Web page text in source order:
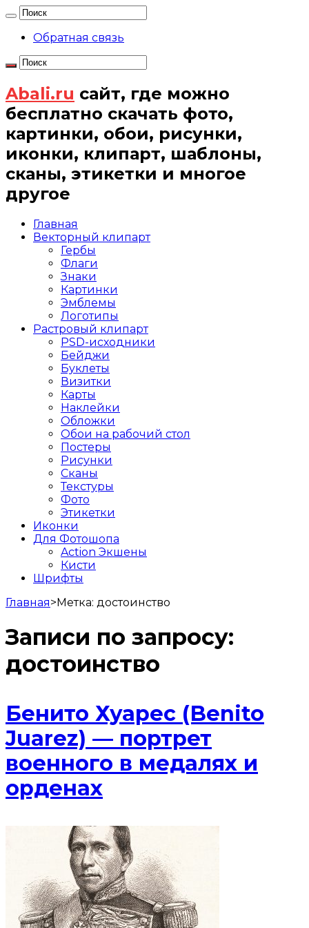
Обратная связь
Abali.ru сайт, где можно
бесплатно скачать фото,
картинки, обои, рисунки,
иконки, клипарт, шаблоны,
сканы, этикетки и многое
другое
Главная
Векторный клипарт
Гербы
Флаги
Знаки
Картинки
Эмблемы
Логотипы
Растровый клипарт
PSD-исходники
Бейджи
Буклеты
Визитки
Карты
Наклейки
Обложки
Обои на рабочий стол
Постеры
Рисунки
Сканы
Текстуры
Фото
Этикетки
Иконки
Для Фотошопа
Action Экшены
Кисти
Шрифты
Главная>Метка: достоинство
Записи по запросу:
достоинство
Бенито Хуарес (Benito
Juarez) — портрет
военного в медалях и
орденах